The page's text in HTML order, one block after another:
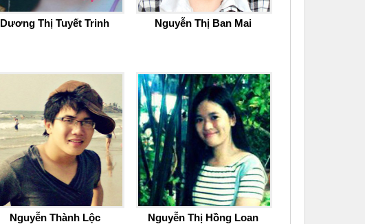
Dương Thị Tuyết Trinh Nguyễn Thị Ban Mai
Nguyễn Thành Lộc Nguyễn Thị Hồng Loan